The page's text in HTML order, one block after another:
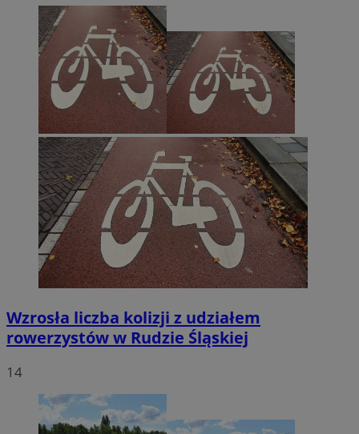
Wzrosła liczba kolizji z udziałem
rowerzystów w Rudzie Śląskiej
14